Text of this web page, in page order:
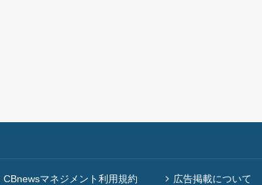
CBnewsマネジメント利用規約 広告掲載について